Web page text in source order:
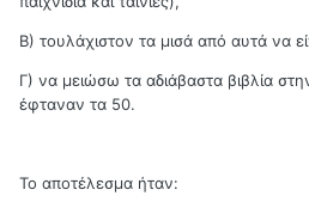
Β) τουλάχιστον τα μισά από αυτά να
Γ) να μειώσω τα αδιάβαστα βιβλία
έφταναν τα 50.
Το αποτέλεσμα ήταν: